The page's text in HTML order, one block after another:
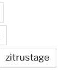
zitrustage